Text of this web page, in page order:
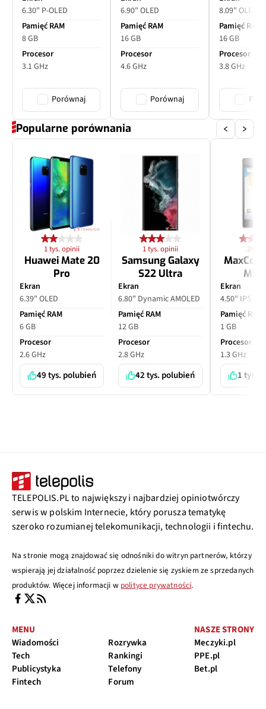
6.30" P-OLED
Pamięć RAM
8 GB
Procesor
3.1 GHz
Porównaj
6.90" OLED
Pamięć RAM
16 GB
Procesor
4.6 GHz
Porównaj
8.09" OLED
Pamięć RAM
16 GB
Procesor
3.8 GHz
Popularne porównania
1 tys. opinii
Huawei Mate 20
Pro
Ekran
6.39" OLED
Pamięć RAM
6 GB
Procesor
2.6 GHz
49 tys. polubień
1 tys. opinii
Samsung Galaxy
S22 Ultra
Ekran
6.80" Dynamic AMOLED
Pamięć RAM
12 GB
Procesor
2.8 GHz
42 tys. polubień
28
Ekran
4.50" IPS
Pamięć RAM
1 GB
Procesor
1.3 GHz
1 tys.
TELEPOLIS.PL to największy i najbardziej opiniotwórczy
serwis w polskim Internecie, który porusza tematykę
szeroko rozumianej telekomunikacji, technologii i fintechu.
Na stronie mogą znajdować się odnośniki do witryn partnerów, którzy
wspierają jej działalność poprzez dzielenie się zyskiem ze sprzedanych
produktów. Więcej informacji w polityce prywatności.
MENU
Wiadomości
Tech
Publicystyka
Fintech
Rozrywka
Rankingi
Telefony
Forum
NASZE STRONY
Meczyki.pl
PPE.pl
Bet.pl